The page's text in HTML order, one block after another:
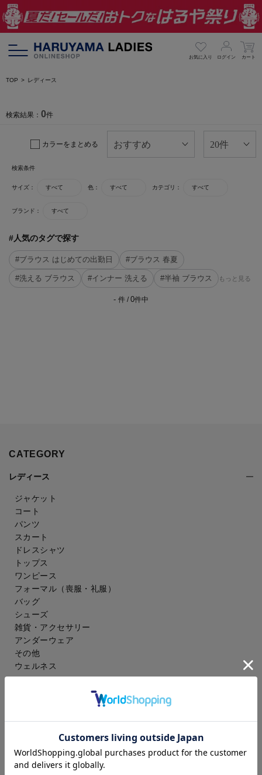
お気に入り ログイン カート
TOP レディース
検索結果： 0件
カラーをまとめる
検索条件
サイズ： すべて 色： すべて カテゴリ： すべて
ブランド： すべて
#人気のタグで探す
#ブラウス はじめての出勤日 #ブラウス 春夏
#洗える ブラウス #インナー 洗える #半袖 ブラウス もっと見る
- 件 / 0件中
CATEGORY
レディース
ジャケット
コート
パンツ
スカート
ドレスシャツ
トップス
ワンピース
フォーマル（喪服・礼服）
バッグ
シューズ
雑貨・アクセサリー
アンダーウェア
その他
ウェルネス
スラックス
アイシャツ